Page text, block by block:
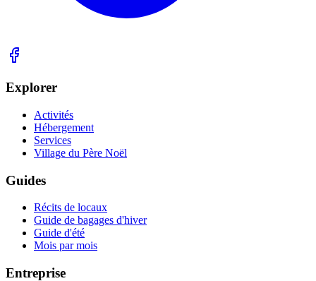
Explorer
Activités
Hébergement
Services
Village du Père Noël
Guides
Récits de locaux
Guide de bagages d'hiver
Guide d'été
Mois par mois
Entreprise